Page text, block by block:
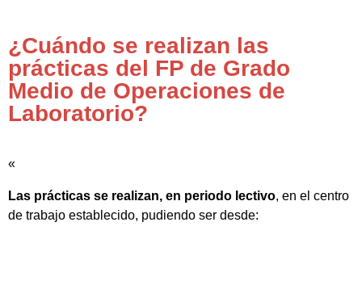
¿Cuándo se realizan las
prácticas del FP de Grado
Medio de Operaciones de
Laboratorio?
«
Las prácticas se realizan, en periodo lectivo, en el centro
de trabajo establecido, pudiendo ser desde: